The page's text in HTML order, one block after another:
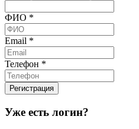
ФИО *
Email *
Телефон *
Уже есть логин?